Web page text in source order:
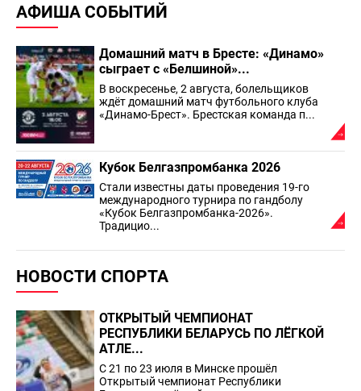
АФИША СОБЫТИЙ
Домашний матч в Бресте: «Динамо»
сыграет с «Белшиной»...
В воскресенье, 2 августа, болельщиков
ждёт домашний матч футбольного клуба
«Динамо-Брест». Брестская команда п...
Кубок Белгазпромбанка 2026
Стали известны даты проведения 19-го
международного турнира по гандболу
«Кубок Белгазпромбанка-2026».
Традицио...
НОВОСТИ СПОРТА
ОТКРЫТЫЙ ЧЕМПИОНАТ
РЕСПУБЛИКИ БЕЛАРУСЬ ПО ЛЁГКОЙ
АТЛЕ...
С 21 по 23 июля в Минске прошёл
Открытый чемпионат Республики